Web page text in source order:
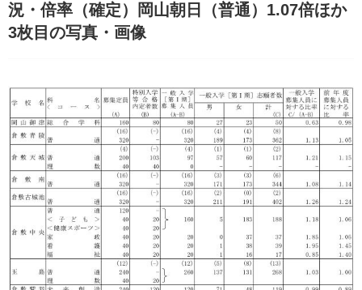
況・倍率（確定）岡山朝日（普通）1.07倍ほか
3枚目の写真・画像